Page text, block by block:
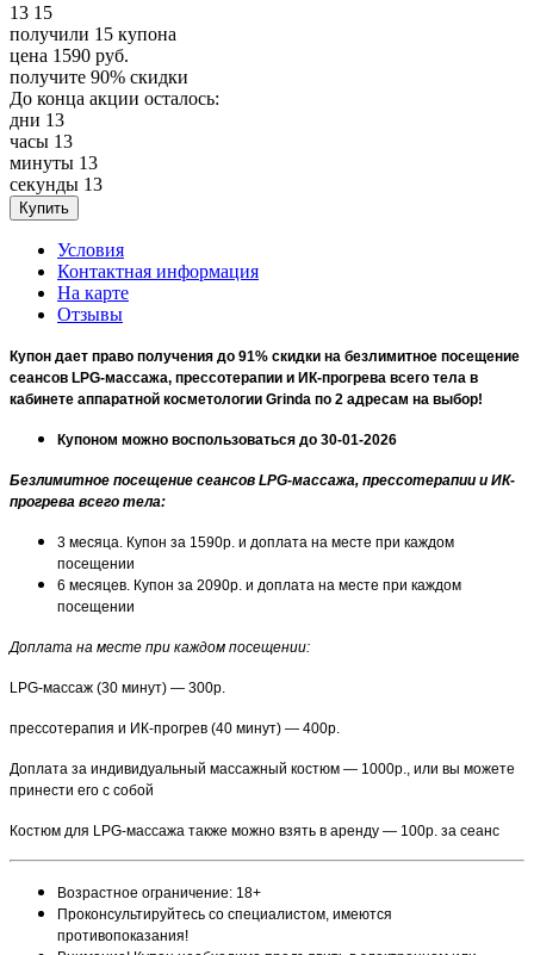
13 15
получили 15 купона
цена 1590 руб.
получите 90% скидки
До конца акции осталось:
дни 13
часы 13
минуты 13
секунды 13
Условия
Контактная информация
На карте
Отзывы
Купон дает право получения до 91% скидки на безлимитное посещение
сеансов LPG-массажа, прессотерапии и ИК-прогрева всего тела в
кабинете аппаратной косметологии Grinda по 2 адресам на выбор!
Купоном можно воспользоваться до 30-01-2026
Безлимитное посещение сеансов LPG-массажа, прессотерапии и ИК-
прогрева всего тела:
3 месяца. Купон за 1590р. и доплата на месте при каждом
посещении
6 месяцев. Купон за 2090р. и доплата на месте при каждом
посещении
Доплата на месте при каждом посещении:
LPG-массаж (30 минут) — 300р.
прессотерапия и ИК-прогрев (40 минут) — 400р.
Доплата за индивидуальный массажный костюм — 1000р., или вы можете
принести его с собой
Костюм для LPG-массажа также можно взять в аренду — 100р. за сеанс
Возрастное ограничение: 18+
Проконсультируйтесь со специалистом, имеются
противопоказания!